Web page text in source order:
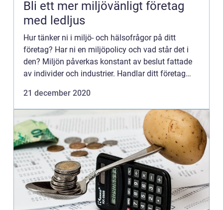
Bli ett mer miljövänligt företag
med ledljus
Hur tänker ni i miljö- och hälsofrågor på ditt
företag? Har ni en miljöpolicy och vad står det i
den? Miljön påverkas konstant av beslut fattade
av individer och industrier. Handlar ditt företag
pr...
21 december 2020